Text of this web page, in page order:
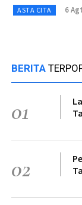
ASTA CITA 6
BERITA
01
02